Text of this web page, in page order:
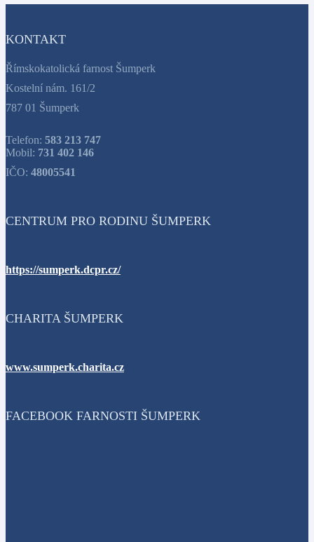
KONTAKT
Římskokatolická farnost Šumperk
Kostelní nám. 161/2
787 01 Šumperk
Telefon: 583 213 747
Mobil: 731 402 146
IČO: 48005541
CENTRUM PRO RODINU ŠUMPERK
https://sumperk.dcpr.cz/
CHARITA ŠUMPERK
www.sumperk.charita.cz
FACEBOOK FARNOSTI ŠUMPERK